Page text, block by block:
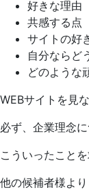
好きな理由
共感する点
サイトの好
自分ならど
どのような
WEBサイトを見
必ず、企業理念
こういったこと
他の候補者様よ